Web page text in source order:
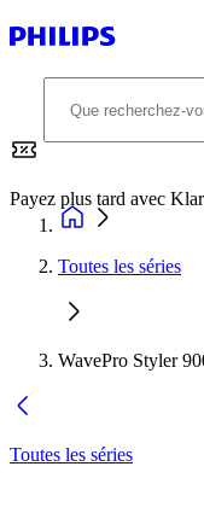
Payez plus tard avec
Toutes les séries
WavePro Styler
Toutes les séries